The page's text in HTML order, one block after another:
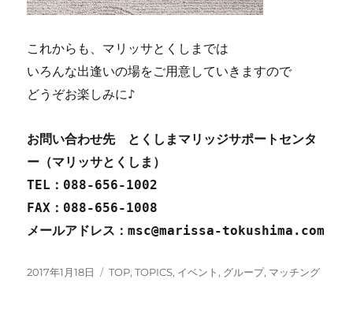
これからも、マリッサとくしまでは
いろんな出逢いの場をご用意していきますので
どうぞお楽しみに♪
お問い合わせ先 とくしまマリッジサポートセンタ
ー（マリッサとくしま）
TEL ：088‐656‐1002
FAX ：088‐656‐1008
メールアドレス：msc@marissa-tokushima.com
投
2017年1月18日
カ
TOP,TOPICS, イベント , グループ, マッチング